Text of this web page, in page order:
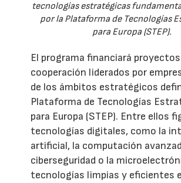
tecnologías estratégicas
por la Plataforma de Tecnologías
para Europa (STEP).
El programa financiará
cooperación liderados por
de los ámbitos estratégicos
Plataforma de Tecnologías
para Europa (STEP). Entre ellos
tecnologías digitales, como la
artificial, la computación
ciberseguridad o la
tecnologías limpias y eficientes